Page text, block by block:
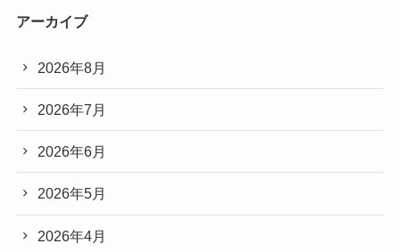
アーカイブ
2026年8月
2026年7月
2026年6月
2026年5月
2026年4月